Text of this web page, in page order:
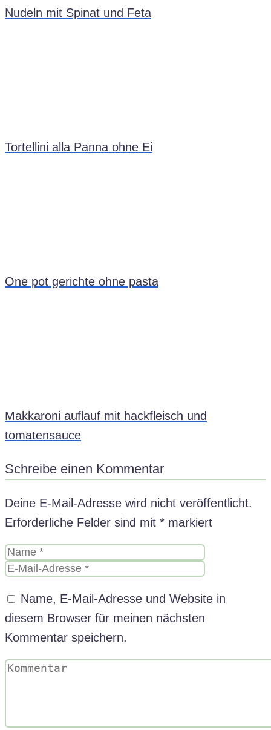
Nudeln mit Spinat und Feta
Tortellini alla Panna ohne Ei
One pot gerichte ohne pasta
Makkaroni auflauf mit hackfleisch und
tomatensauce
Schreibe einen Kommentar
Deine E-Mail-Adresse wird nicht veröffentlicht.
Erforderliche Felder sind mit * markiert
Name, E-Mail-Adresse und Website in
diesem Browser für meinen nächsten
Kommentar speichern.